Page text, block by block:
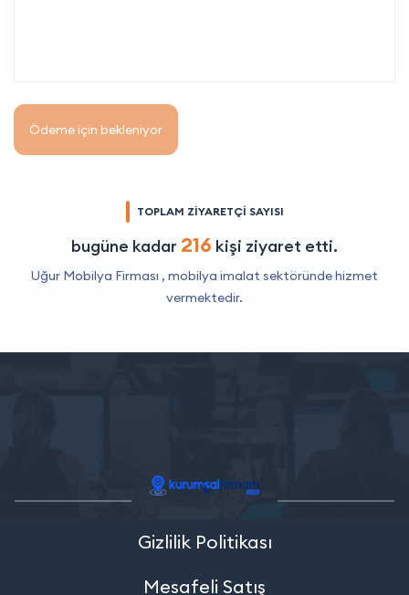
Ödeme için bekleniyor
TOPLAM ZİYARETÇİ SAYISI
bugüne kadar 216 kişi ziyaret etti.
Uğur Mobilya Firması , mobilya imalat sektöründe hizmet
vermektedir.
Gizlilik Politikası
Mesafeli Satış